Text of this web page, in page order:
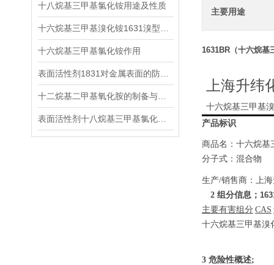
十八烷基三甲基氯化铵用途及性质
十六烷基三甲基氯化铵作用
主要用途
1631BR（十六烷基
上海升纬
十六烷基三甲基
产品标识
商品名： 十六烷基
分子式：混合物
生产/销售商：上海
2 组分信息；
主要有害组分 CAS
十六烷基三甲基溴
3 危险性概述;